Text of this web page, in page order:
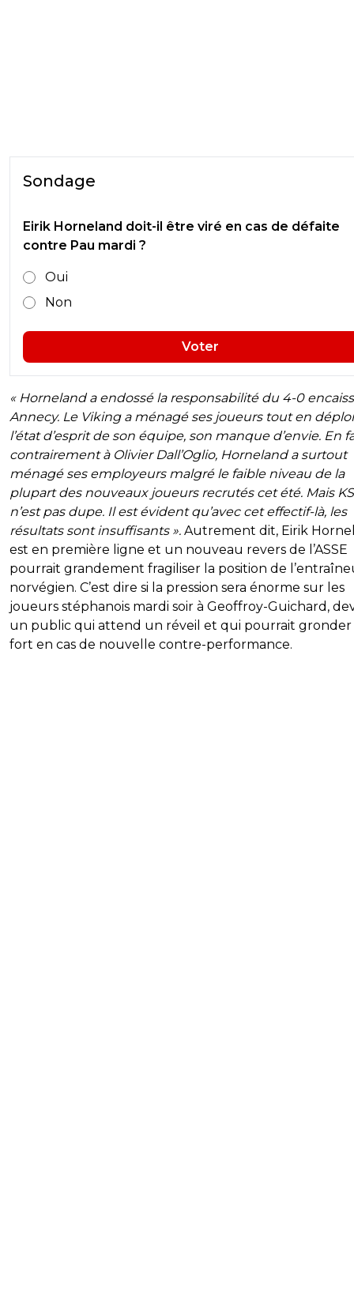
Sondage
Eirik Horneland doit-il être viré en cas de défaite
contre Pau mardi ?
Oui
Non
Voter
« Horneland a endossé la responsabilité du 4-0
Annecy. Le Viking a ménagé ses joueurs tout en
l’état d’esprit de son équipe, son manque d’envie. En
contrairement à Olivier Dall’Oglio, Horneland a surtout
ménagé ses employeurs malgré le faible niveau de la
plupart des nouveaux joueurs recrutés cet été. Mais
n’est pas dupe. Il est évident qu’avec cet effectif-là, les
résultats sont insuffisants ». Autrement dit, Eirik
est en première ligne et un nouveau revers de l’ASSE
pourrait grandement fragiliser la position de
norvégien. C’est dire si la pression sera énorme sur les
joueurs stéphanois mardi soir à Geoffroy-Guichard,
un public qui attend un réveil et qui pourrait gronder
fort en cas de nouvelle contre-performance.